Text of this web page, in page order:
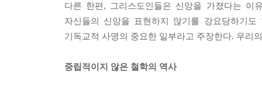
아리스토텔레스가 기독교로 개종했는가 아니면
분이 어떤 식으로 중시되고 다듬어지는가에 따라
---「6장 중세」중에서
초기 근대가 여전히 매혹적인 것은 기독교가 여
다른 한편, 그리스도인들은 신앙을 가졌다는 이
자신들의 신앙을 표현하지 않기를 강요당하기
기독교적 사명의 중요한 일부라고 주장한다. 우리
중립적이지 않은 철학의 역사